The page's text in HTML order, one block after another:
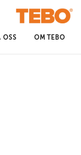
OSS OM TEBO